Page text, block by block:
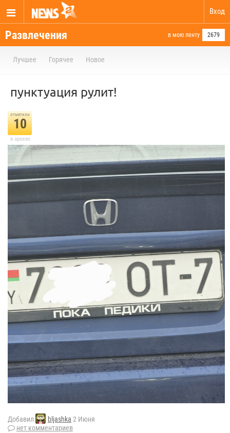
Вход
Развлечения в мою ленту 2679
Лучшее Горячее Новое
пунктуация рулит!
отметили
10
в архиве
Добавил bljashka 2 Июня
нет комментариев